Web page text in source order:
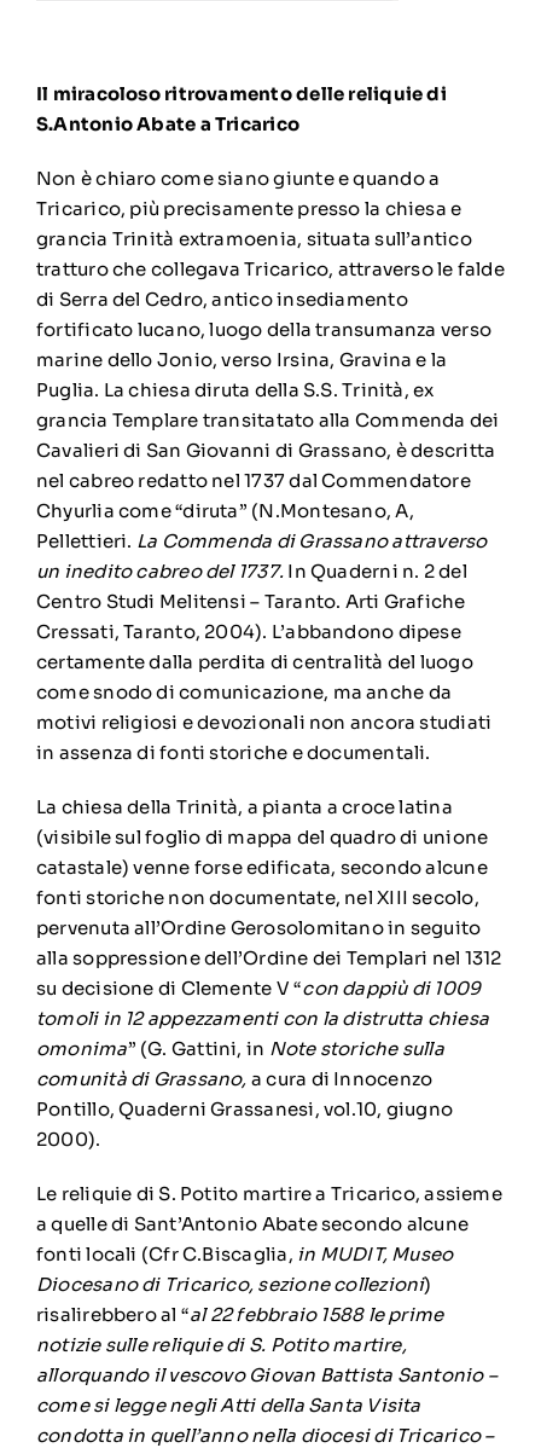
Il miracoloso ritrovamento delle reliquie di
S.Antonio Abate a Tricarico
Non è chiaro come siano giunte e quando a
Tricarico, più precisamente presso la chiesa e
grancia Trinità extramoenia, situata sull’antico
tratturo che collegava Tricarico, attraverso le falde
di Serra del Cedro, antico insediamento
fortificato lucano, luogo della transumanza verso
marine dello Jonio, verso Irsina, Gravina e la
Puglia. La chiesa diruta della S.S. Trinità, ex
grancia Templare transitatato alla Commenda dei
Cavalieri di San Giovanni di Grassano, è descritta
nel cabreo redatto nel 1737 dal Commendatore
Chyurlia come “diruta” (N.Montesano, A,
Pellettieri. La Commenda di Grassano attraverso
un inedito cabreo del 1737. In Quaderni n. 2 del
Centro Studi Melitensi – Taranto. Arti Grafiche
Cressati, Taranto, 2004). L’abbandono dipese
certamente dalla perdita di centralità del luogo
come snodo di comunicazione, ma anche da
motivi religiosi e devozionali non ancora studiati
in assenza di fonti storiche e documentali.
La chiesa della Trinità, a pianta a croce latina
(visibile sul foglio di mappa del quadro di unione
catastale) venne forse edificata, secondo alcune
fonti storiche non documentate, nel XIII secolo,
pervenuta all’Ordine Gerosolomitano in seguito
alla soppressione dell’Ordine dei Templari nel 1312
su decisione di Clemente V “con dappiù di 1009
tomoli in 12 appezzamenti con la distrutta chiesa
omonima” (G. Gattini, in Note storiche sulla
comunità di Grassano, a cura di Innocenzo
Pontillo, Quaderni Grassanesi, vol.10, giugno
2000).
Le reliquie di S. Potito martire a Tricarico, assieme
a quelle di Sant’Antonio Abate secondo alcune
fonti locali (Cfr C.Biscaglia, in MUDIT, Museo
Diocesano di Tricarico, sezione collezioni)
risalirebbero al “al 22 febbraio 1588 le prime
notizie sulle reliquie di S. Potito martire,
allorquando il vescovo Giovan Battista Santonio –
come si legge negli Atti della Santa Visita
condotta in quell’anno nella diocesi di Tricarico –